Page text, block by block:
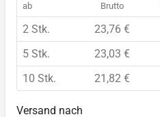
ab Brutto
2 Stk. 23,76 €
5 Stk.
23,03 €
10 Stk.
21,82 €
Versand nach